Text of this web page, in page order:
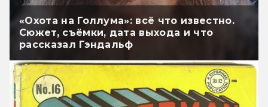
«Охота на Голлума»: всё что известно.
Сюжет, съёмки, дата выхода и что
рассказал Гэндальф